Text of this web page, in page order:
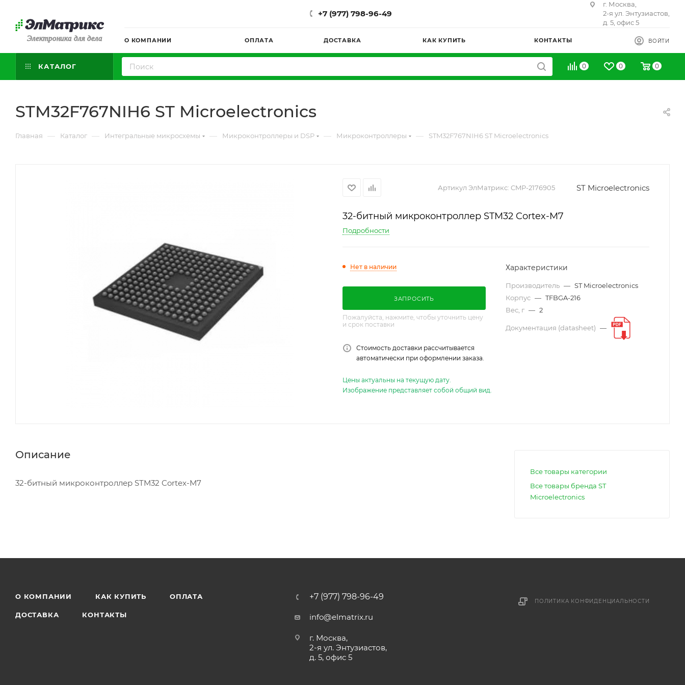
Электроника для дела
+7 (977) 798-96-49
г. Москва,
2-я ул. Энтузиастов,
д. 5, офис 5
О КОМПАНИИ ОПЛАТА ДОСТАВКА КАК КУПИТЬ КОНТАКТЫ ВОЙТИ
КАТАЛОГ 0 0 0
STM32F767NIH6 ST Microelectronics
Главная — Каталог — Интегральные микросхемы — Микроконтроллеры и DSP — Микроконтроллеры — STM32F767NIH6 ST Microelectronics
Артикул ЭлМатрикс: CMP-2176905 ST Microelectronics
32-битный микроконтроллер STM32 Cortex-M7
Подробности
Нет в наличии
ЗАПРОСИТЬ
Пожалуйста, нажмите, чтобы уточнить цену
и срок поставки
Стоимость доставки рассчитывается
автоматически при оформлении заказа.
Характеристики
Производитель — ST Microelectronics
Корпус — TFBGA-216
Вес, г — 2
Документация (datasheet) —
Цены актуальны на текущую дату.
Изображение представляет собой общий вид.
Описание
32-битный микроконтроллер STM32 Cortex-M7
Все товары категории
Все товары бренда ST
Microelectronics
О КОМПАНИИ КАК КУПИТЬ ОПЛАТА
ДОСТАВКА КОНТАКТЫ
+7 (977) 798-96-49
info@elmatrix.ru
г. Москва,
2-я ул. Энтузиастов,
д. 5, офис 5
ПОЛИТИКА КОНФИДЕНЦИАЛЬНОСТИ